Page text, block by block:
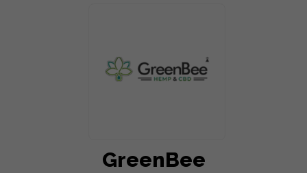
GreenBee